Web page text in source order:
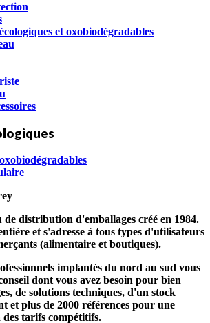
et oxobiodégradables
de distribution d'emballages créé en 1984.
et s'adresse à tous types d'utilisateurs
(alimentaire et boutiques).
implantés du nord au sud vous
dont vous avez besoin pour bien
de solutions techniques, d'un stock
et plus de 2000 références pour une
tarifs compétitifs.